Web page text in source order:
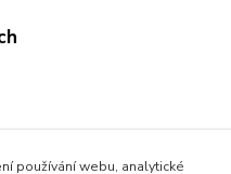
používání webu, analytické